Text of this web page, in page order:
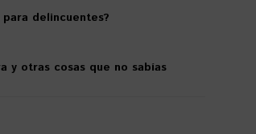
para delincuentes?
y otras cosas que no sabías